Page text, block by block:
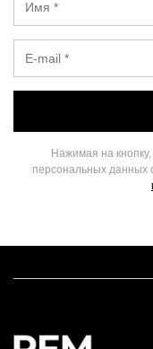
Нажимая на
персональных данных